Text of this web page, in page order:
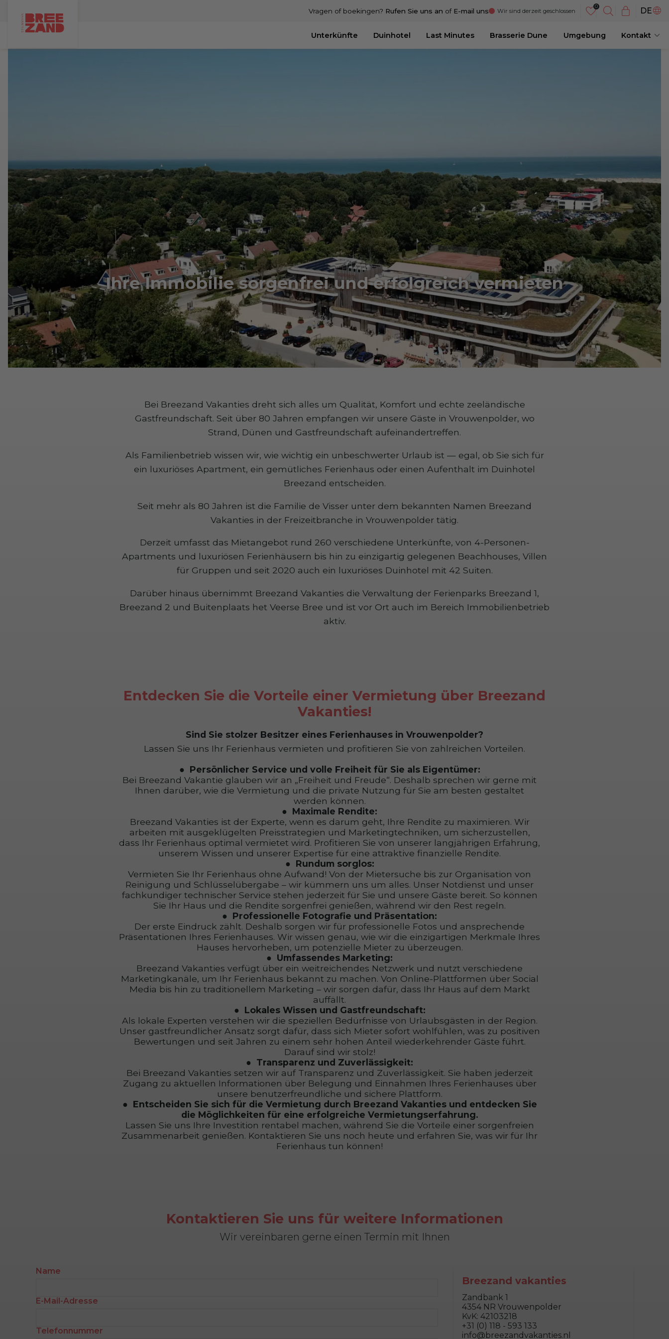
Vragen of boekingen? Rufen Sie uns an of E-mail uns Wir sind derzeit geschlossen DENL
EN
Unterkünfte Duinhotel Last Minutes Brasserie Dune Umgebung Kontakt
Ihre Immobilie sorgenfrei und erfolgreich vermieten
Bei Breezand Vakanties dreht sich alles um Qualität, Komfort und echte zeeländische
Gastfreundschaft. Seit über 80 Jahren empfangen wir unsere Gäste in Vrouwenpolder, wo
Strand, Dünen und Gastfreundschaft aufeinandertreffen.
Als Familienbetrieb wissen wir, wie wichtig ein unbeschwerter Urlaub ist — egal, ob Sie sich für
ein luxuriöses Apartment, ein gemütliches Ferienhaus oder einen Aufenthalt im Duinhotel
Breezand entscheiden.
Seit mehr als 80 Jahren ist die Familie de Visser unter dem bekannten Namen Breezand
Vakanties in der Freizeitbranche in Vrouwenpolder tätig.
Derzeit umfasst das Mietangebot rund 260 verschiedene Unterkünfte, von 4-Personen-
Apartments und luxuriösen Ferienhäusern bis hin zu einzigartig gelegenen Beachhouses, Villen
für Gruppen und seit 2020 auch ein luxuriöses Duinhotel mit 42 Suiten.
Darüber hinaus übernimmt Breezand Vakanties die Verwaltung der Ferienparks Breezand 1,
Breezand 2 und Buitenplaats het Veerse Bree und ist vor Ort auch im Bereich Immobilienbetrieb
aktiv.
Entdecken Sie die Vorteile einer Vermietung über Breezand
Vakanties!
Sind Sie stolzer Besitzer eines Ferienhauses in Vrouwenpolder?
Lassen Sie uns Ihr Ferienhaus vermieten und profitieren Sie von zahlreichen Vorteilen.
Persönlicher Service und volle Freiheit für Sie als Eigentümer:
Bei Breezand Vakantie glauben wir an „Freiheit und Freude“. Deshalb sprechen wir gerne mit
Ihnen darüber, wie die Vermietung und die private Nutzung für Sie am besten gestaltet
werden können.
Maximale Rendite:
Breezand Vakanties ist der Experte, wenn es darum geht, Ihre Rendite zu maximieren. Wir
arbeiten mit ausgeklügelten Preisstrategien und Marketingtechniken, um sicherzustellen,
dass Ihr Ferienhaus optimal vermietet wird. Profitieren Sie von unserer langjährigen Erfahrung,
unserem Wissen und unserer Expertise für eine attraktive finanzielle Rendite.
Rundum sorglos:
Vermieten Sie Ihr Ferienhaus ohne Aufwand! Von der Mietersuche bis zur Organisation von
Reinigung und Schlüsselübergabe – wir kümmern uns um alles. Unser Notdienst und unser
fachkundiger technischer Service stehen jederzeit für Sie und unsere Gäste bereit. So können
Sie Ihr Haus und die Rendite sorgenfrei genießen, während wir den Rest regeln.
Professionelle Fotografie und Präsentation:
Der erste Eindruck zählt. Deshalb sorgen wir für professionelle Fotos und ansprechende
Präsentationen Ihres Ferienhauses. Wir wissen genau, wie wir die einzigartigen Merkmale Ihres
Hauses hervorheben, um potenzielle Mieter zu überzeugen.
Umfassendes Marketing:
Breezand Vakanties verfügt über ein weitreichendes Netzwerk und nutzt verschiedene
Marketingkanäle, um Ihr Ferienhaus bekannt zu machen. Von Online-Plattformen über Social
Media bis hin zu traditionellem Marketing – wir sorgen dafür, dass Ihr Haus auf dem Markt
auffällt.
Lokales Wissen und Gastfreundschaft:
Als lokale Experten verstehen wir die speziellen Bedürfnisse von Urlaubsgästen in der Region.
Unser gastfreundlicher Ansatz sorgt dafür, dass sich Mieter sofort wohlfühlen, was zu positiven
Bewertungen und seit Jahren zu einem sehr hohen Anteil wiederkehrender Gäste führt.
Darauf sind wir stolz!
Transparenz und Zuverlässigkeit:
Bei Breezand Vakanties setzen wir auf Transparenz und Zuverlässigkeit. Sie haben jederzeit
Zugang zu aktuellen Informationen über Belegung und Einnahmen Ihres Ferienhauses über
unsere benutzerfreundliche und sichere Plattform.
Entscheiden Sie sich für die Vermietung durch Breezand Vakanties und entdecken Sie
die Möglichkeiten für eine erfolgreiche Vermietungserfahrung.
Lassen Sie uns Ihre Investition rentabel machen, während Sie die Vorteile einer sorgenfreien
Zusammenarbeit genießen. Kontaktieren Sie uns noch heute und erfahren Sie, was wir für Ihr
Ferienhaus tun können!
Kontaktieren Sie uns für weitere Informationen
Wir vereinbaren gerne einen Termin mit Ihnen
Name
E-Mail-Adresse
Telefonnummer
Breezand vakanties
Zandbank 1
4354 NR Vrouwenpolder
KvK: 42103218
+31 (0) 118 - 593 133
info@breezandvakanties.nl